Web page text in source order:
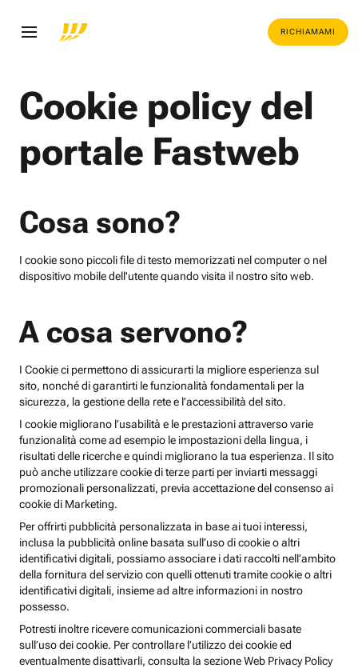
RICHIAMAMI
Cookie policy del
portale Fastweb
Cosa sono?
I cookie sono piccoli file di testo memorizzati nel computer o nel
dispositivo mobile dell'utente quando visita il nostro sito web.
A cosa servono?
I Cookie ci permettono di assicurarti la migliore esperienza sul
sito, nonché di garantirti le funzionalità fondamentali per la
sicurezza, la gestione della rete e l’accessibilità del sito.
I cookie migliorano l’usabilità e le prestazioni attraverso varie
funzionalità come ad esempio le impostazioni della lingua, i
risultati delle ricerche e quindi migliorano la tua esperienza. Il sito
può anche utilizzare cookie di terze parti per inviarti messaggi
promozionali personalizzati, previa accettazione del consenso ai
cookie di Marketing.
Per offrirti pubblicità personalizzata in base ai tuoi interessi,
inclusa la pubblicità online basata sull’uso di cookie o altri
identificativi digitali, possiamo associare i dati raccolti nell’ambito
della fornitura del servizio con quelli ottenuti tramite cookie o altri
identificativi digitali, insieme ad altre informazioni in nostro
possesso.
Potresti inoltre ricevere comunicazioni commerciali basate
sull’uso dei cookie. Per controllare l’utilizzo dei cookie ed
eventualmente disattivarli, consulta la sezione Web Privacy Policy